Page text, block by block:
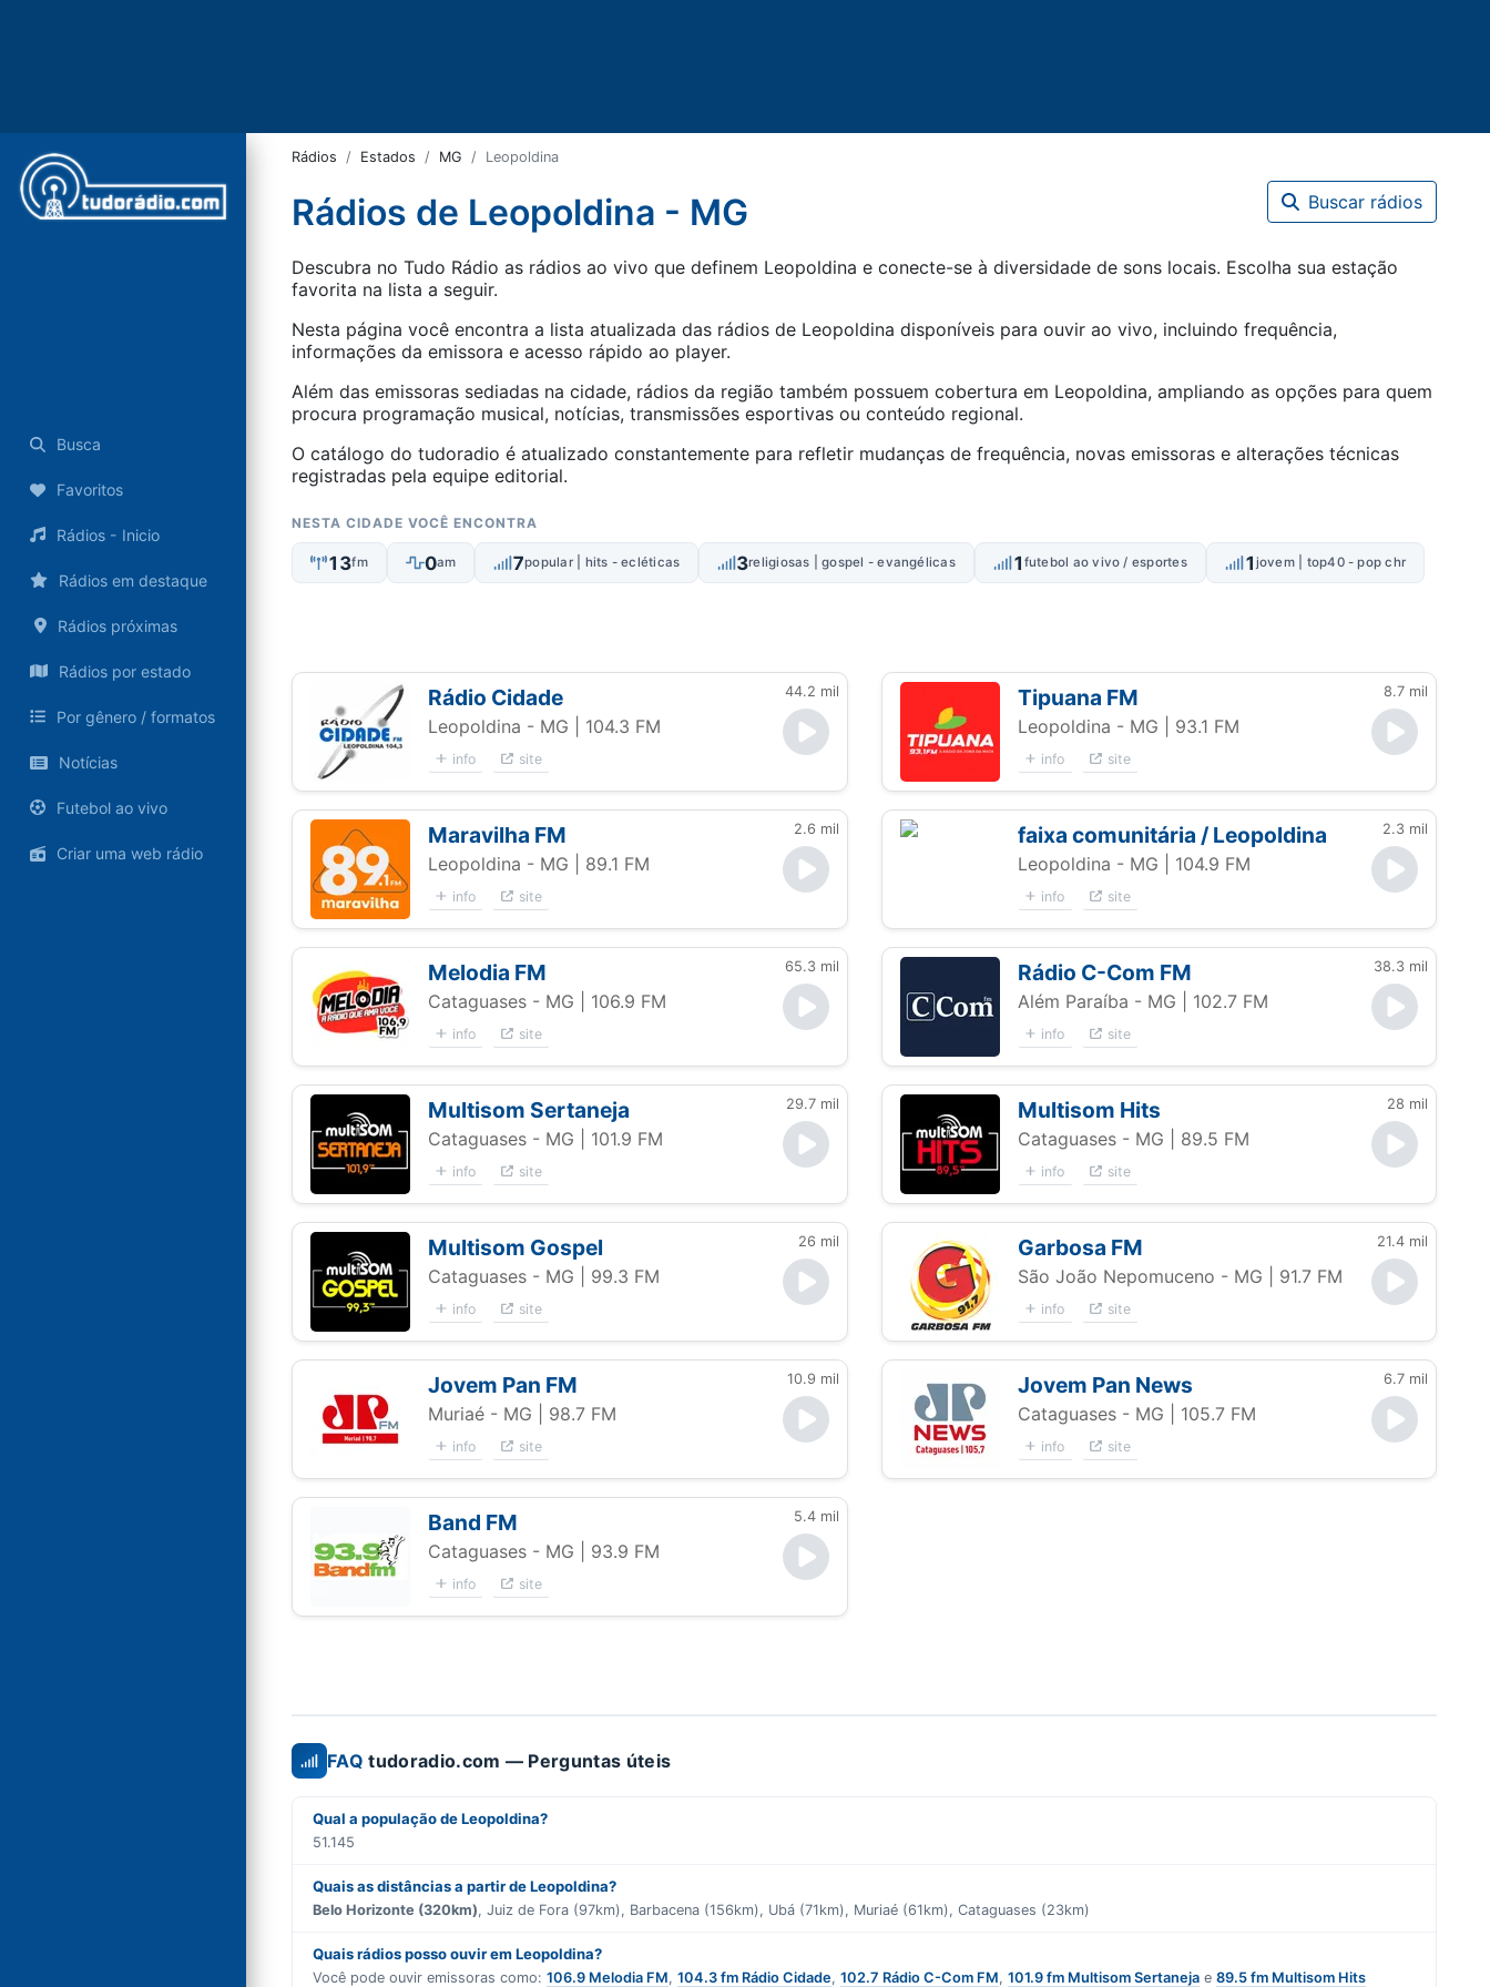
Busca
Favoritos
Rádios - Inicio
Rádios em destaque
Rádios próximas
Rádios por estado
Por gênero / formatos
Notícias
Futebol ao vivo
Criar uma web rádio
Rádios Estados MG Leopoldina
Rádios de Leopoldina - MG Buscar rádios
Descubra no Tudo Rádio as rádios ao vivo que definem Leopoldina e conecte-se à diversidade de sons locais. Escolha sua estação
favorita na lista a seguir.
Nesta página você encontra a lista atualizada das rádios de Leopoldina disponíveis para ouvir ao vivo, incluindo frequência,
informações da emissora e acesso rápido ao player.
Além das emissoras sediadas na cidade, rádios da região também possuem cobertura em Leopoldina, ampliando as opções para quem
procura programação musical, notícias, transmissões esportivas ou conteúdo regional.
O catálogo do tudoradio é atualizado constantemente para refletir mudanças de frequência, novas emissoras e alterações técnicas
registradas pela equipe editorial.
NESTA CIDADE VOCÊ ENCONTRA
13fm 0am 7popular | hits - ecléticas 3religiosas | gospel - evangélicas 1 futebol ao vivo / esportes 1jovem | top40 - pop chr
Rádio Cidade 44.2 mil
Leopoldina - MG | 104.3 FM
info site
Tipuana FM 8.7 mil
Leopoldina - MG | 93.1 FM
info site
Maravilha FM 2.6 mil
Leopoldina - MG | 89.1 FM
info site
faixa comunitária / Leopoldina 2.3 mil
Leopoldina - MG | 104.9 FM
info site
Melodia FM 65.3 mil
Cataguases - MG | 106.9 FM
info site
Rádio C-Com FM 38.3 mil
Além Paraíba - MG | 102.7 FM
info site
Multisom Sertaneja 29.7 mil
Cataguases - MG | 101.9 FM
info site
Multisom Hits 28 mil
Cataguases - MG | 89.5 FM
info site
Multisom Gospel 26 mil
Cataguases - MG | 99.3 FM
info site
Garbosa FM 21.4 mil
São João Nepomuceno - MG | 91.7 FM
info site
Jovem Pan FM 10.9 mil
Muriaé - MG | 98.7 FM
info site
Jovem Pan News 6.7 mil
Cataguases - MG | 105.7 FM
info site
Band FM 5.4 mil
Cataguases - MG | 93.9 FM
info site
FAQ tudoradio.com — Perguntas úteis
Qual a população de Leopoldina?
51.145
Quais as distâncias a partir de Leopoldina?
Belo Horizonte (320km), Juiz de Fora (97km), Barbacena (156km), Ubá (71km), Muriaé (61km), Cataguases (23km)
Quais rádios posso ouvir em Leopoldina?
Você pode ouvir emissoras como:106.9 Melodia FM,104.3 fm Rádio Cidade,102.7 Rádio C-Com FM,101.9 fm Multisom Sertaneja e89.5 fm Multisom Hits